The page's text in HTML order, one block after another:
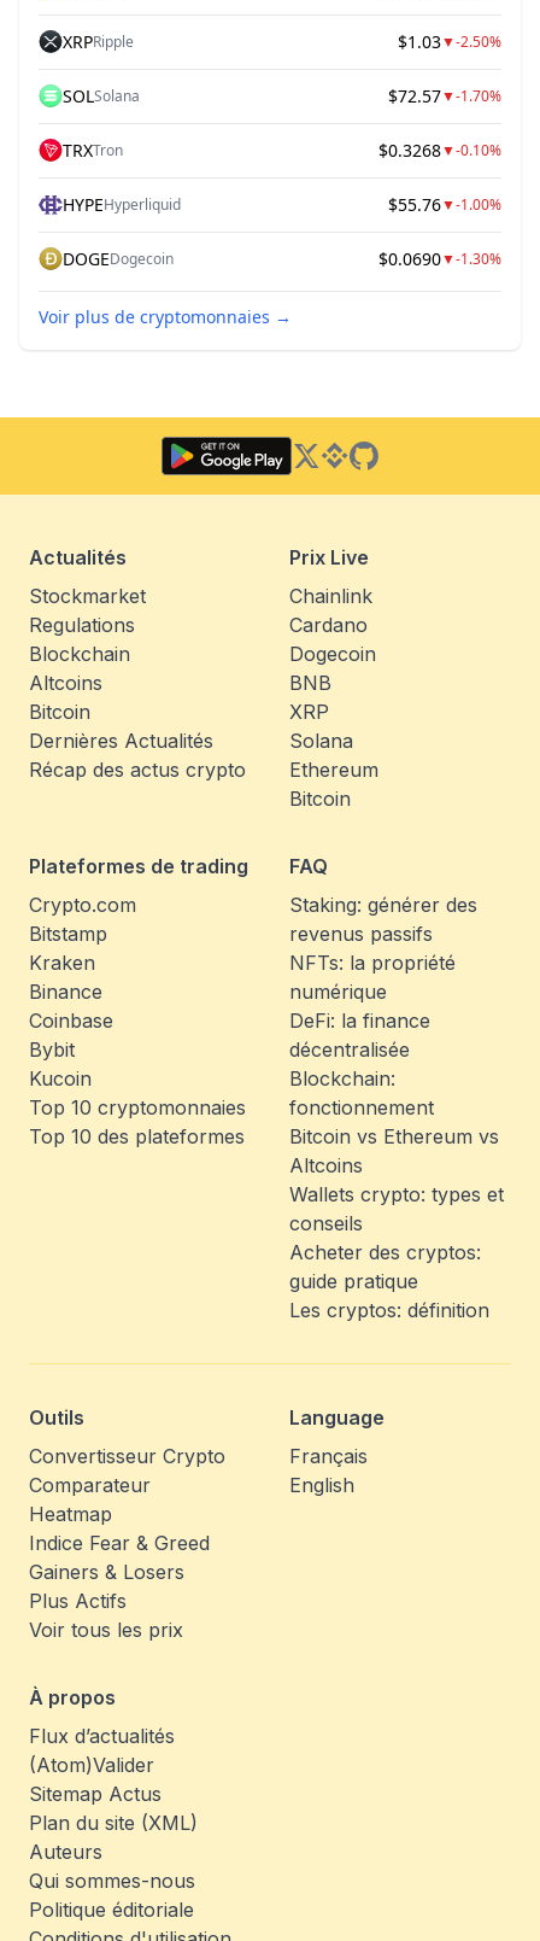
XRPRipple $1.03▼-2.50%
SOLSolana $72.57▼-1.70%
TRXTron $0.3268▼-0.10%
HYPEHyperliquid $55.76▼-1.00%
DOGEDogecoin $0.0690▼-1.30%
Voir plus de cryptomonnaies →
Twitter
Binance Square
GitHub
Actualités
Stockmarket
Regulations
Blockchain
Altcoins
Bitcoin
Dernières Actualités
Récap des actus crypto
Prix Live
Chainlink
Cardano
Dogecoin
BNB
XRP
Solana
Ethereum
Bitcoin
Plateformes de trading
Crypto.com
Bitstamp
Kraken
Binance
Coinbase
Bybit
Kucoin
Top 10 cryptomonnaies
Top 10 des plateformes
FAQ
Staking: générer des
revenus passifs
NFTs: la propriété
numérique
DeFi: la finance
décentralisée
Blockchain:
fonctionnement
Bitcoin vs Ethereum vs
Altcoins
Wallets crypto: types et
conseils
Acheter des cryptos:
guide pratique
Les cryptos: définition
Outils
Convertisseur Crypto
Comparateur
Heatmap
Indice Fear & Greed
Gainers & Losers
Plus Actifs
Voir tous les prix
Language
Français
English
À propos
Flux d’actualités
(Atom)Valider
Sitemap Actus
Plan du site (XML)
Auteurs
Qui sommes-nous
Politique éditoriale